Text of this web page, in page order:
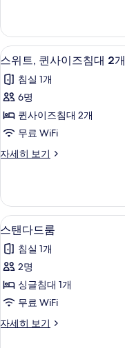
즈
침
대
개,
롤
인
샤
설
(Roll-
In
Shower)
사
진
모
두
룸,
킹
사
즈
침
개,
인
설
(Roll-
In
Shower)
자
세
히
기
스
위
트,
퀸
사
즈
대
2
개
사
진
모
두
보
4
스위트, 퀸사이즈침대 2개
침실 1개
6명
퀸사이즈침대 2개
무료 WiFi
자세히 보기
스
사
이
즈
대
2
자
세
보
스
탠
다
드
룸
진
4
스탠다드룸
침실 1개
2명
싱글침대 1개
무료 WiFi
자세히 보기
스